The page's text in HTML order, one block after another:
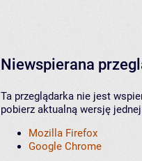
Niewspierana
Ta przeglądarka nie jest
pobierz aktualną wersję
Mozilla Firefox
Google Chrome